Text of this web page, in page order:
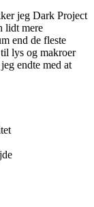
jeg Dark Project
lidt mere
end de fleste
lys og makroer
endte med at